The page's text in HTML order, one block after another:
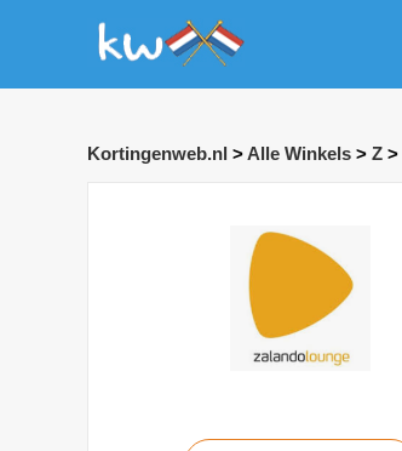
Kortingenweb.nl > Alle Winkels > Z >